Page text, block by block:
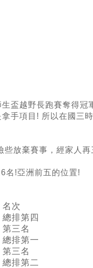
盃越野長跑賽奪得冠
手項目! 所以在國三
放棄賽事，經家人
名!亞洲前五的位置!
名次
總排第四
第三名
總排第一
第三名
總排第二